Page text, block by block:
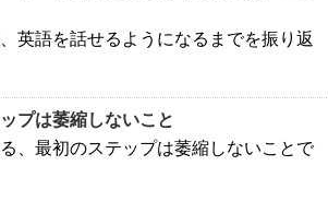
英語を話せるようになるまでを振り返
プは萎縮しないこと
、最初のステップは萎縮しないことで